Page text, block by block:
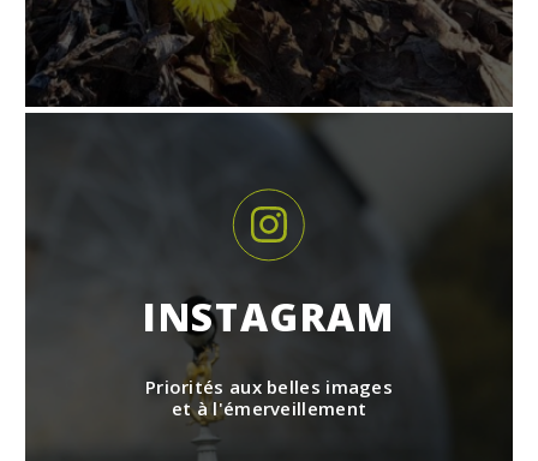
INSTAGRAM
Priorités aux belles images
et à l'émerveillement